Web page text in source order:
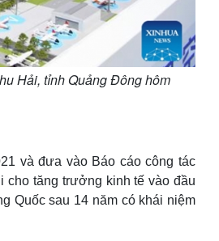
Hải, tỉnh Quảng Đông hôm
và đưa vào Báo cáo công tác
tăng trưởng kinh tế vào đầu
Quốc sau 14 năm có khái niệm